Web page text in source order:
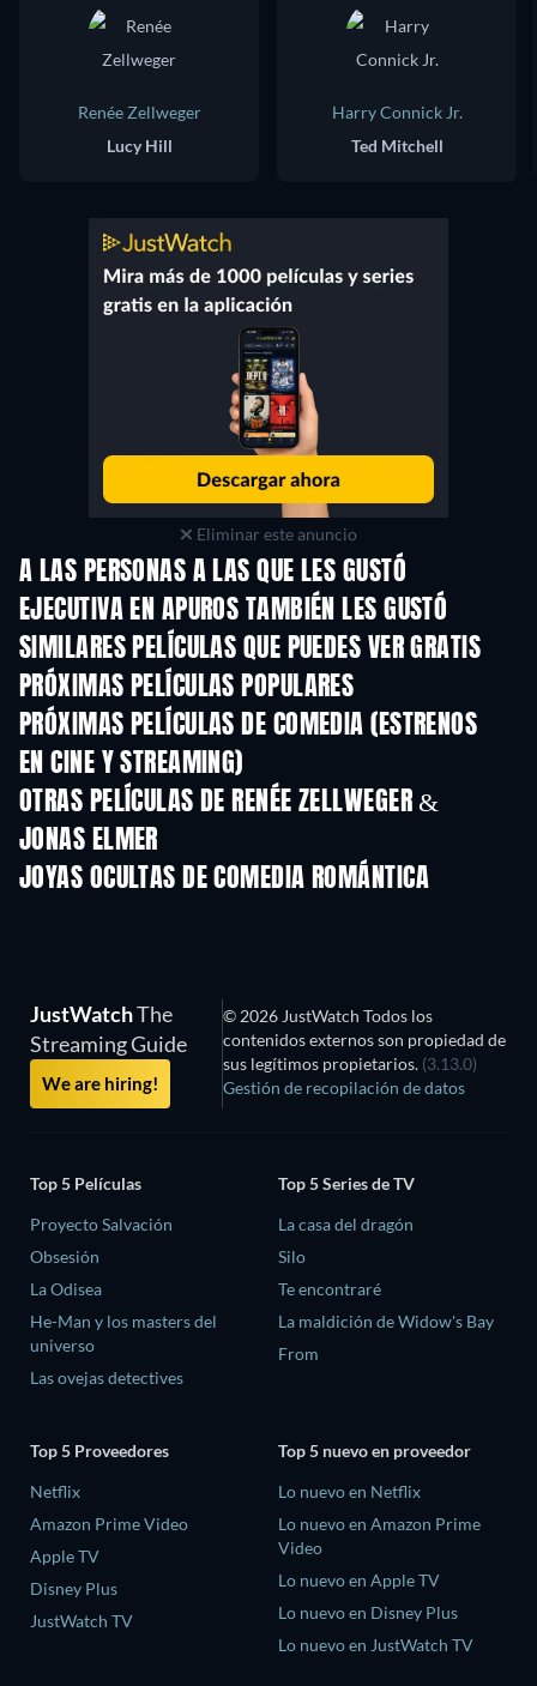
Renée Zellweger
Lucy Hill
Harry Connick Jr.
Ted Mitchell
Eliminar este anuncio
A LAS PERSONAS A LAS QUE LES GUSTÓ
EJECUTIVA EN APUROS TAMBIÉN LES GUSTÓ
SIMILARES PELÍCULAS QUE PUEDES VER GRATIS
PRÓXIMAS PELÍCULAS POPULARES
PRÓXIMAS PELÍCULAS DE COMEDIA (ESTRENOS
EN CINE Y STREAMING)
OTRAS PELÍCULAS DE RENÉE ZELLWEGER &
JONAS ELMER
JOYAS OCULTAS DE COMEDIA ROMÁNTICA
JustWatchThe
Streaming Guide
We are hiring!
© 2026 JustWatch Todos los
contenidos externos son propiedad de
sus legítimos propietarios. (3.13.0)
Gestión de recopilación de datos
Top 5 Películas
Proyecto Salvación
Obsesión
La Odisea
He-Man y los masters del
universo
Las ovejas detectives
Top 5 Series de TV
La casa del dragón
Silo
Te encontraré
La maldición de Widow's Bay
From
Top 5 Proveedores
Netflix
Amazon Prime Video
Apple TV
Disney Plus
JustWatch TV
Top 5 nuevo en proveedor
Lo nuevo en Netflix
Lo nuevo en Amazon Prime
Video
Lo nuevo en Apple TV
Lo nuevo en Disney Plus
Lo nuevo en JustWatch TV